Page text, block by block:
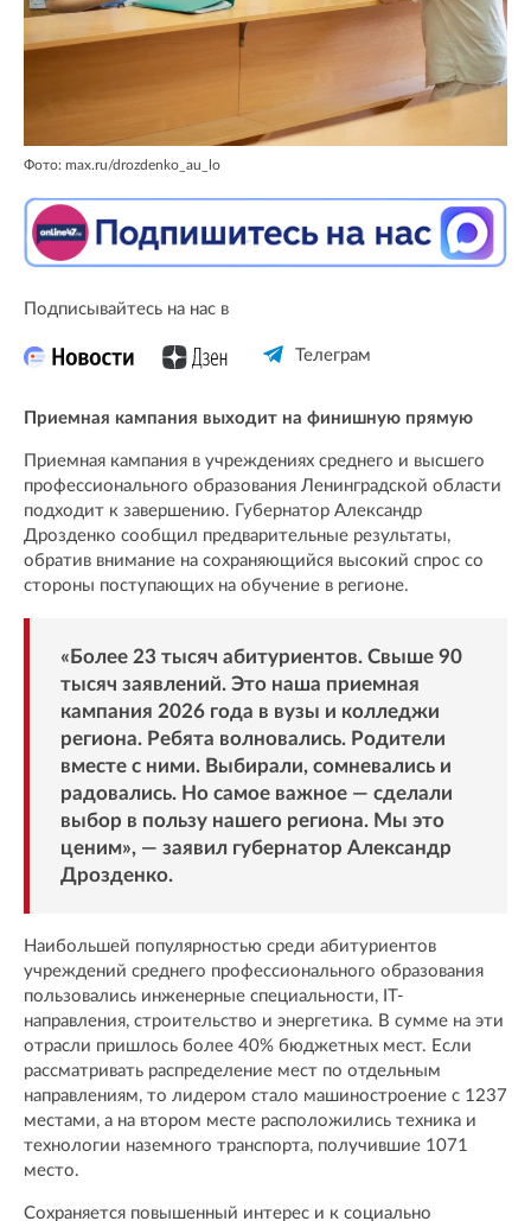
Фото: max.ru/drozdenko_au_lo
Подписывайтесь на нас в
Телеграм
Приемная кампания выходит на финишную прямую
Приемная кампания в учреждениях среднего и высшего
профессионального образования Ленинградской области
подходит к завершению. Губернатор Александр
Дрозденко сообщил предварительные результаты,
обратив внимание на сохраняющийся высокий спрос со
стороны поступающих на обучение в регионе.
«Более 23 тысяч абитуриентов. Свыше 90
тысяч заявлений. Это наша приемная
кампания 2026 года в вузы и колледжи
региона. Ребята волновались. Родители
вместе с ними. Выбирали, сомневались и
радовались. Но самое важное — сделали
выбор в пользу нашего региона. Мы это
ценим», — заявил губернатор Александр
Дрозденко.
Наибольшей популярностью среди абитуриентов
учреждений среднего профессионального образования
пользовались инженерные специальности, IT-
направления, строительство и энергетика. В сумме на эти
отрасли пришлось более 40% бюджетных мест. Если
рассматривать распределение мест по отдельным
направлениям, то лидером стало машиностроение с 1237
местами, а на втором месте расположились техника и
технологии наземного транспорта, получившие 1071
место.
Сохраняется повышенный интерес и к социально